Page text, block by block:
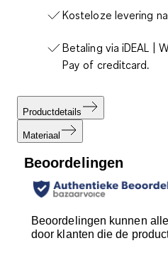
Kosteloze levering
Betaling via iDEAL |
Pay of creditcard.
Productdetails
Materiaal
Beoordelingen
Beoordelingen kunnen
door klanten die de